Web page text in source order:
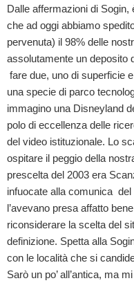
Dalle affermazioni di Sogin,
che ad oggi abbiamo
pervenuta) il 98% delle
assolutamente un deposito
fare due, uno di superficie
una specie di parco
immagino una Disneyland
polo di eccellenza delle
del video istituzionale. Lo
ospitare il peggio della
prescelta del 2003 era
infuocate alla comunica
l’avevano presa affatto
riconsiderare la scelta del
definizione. Spetta alla
con le località che si
Sarò un po’ all’antica, ma